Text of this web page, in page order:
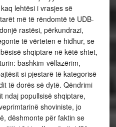
lehtësi i vrasjes së
më të rëndomtë të UDB-
rastësi, përkundrazi,
të vërteten e hidhur, se
shqiptare në këtë shtet,
bashkim-vëllazërim,
si pjestarë të kategorisë
të dorës së dytë. Qëndrimi
ndaj popullsisë shqiptare,
shoviniste, jo
dëshmonte për faktin se